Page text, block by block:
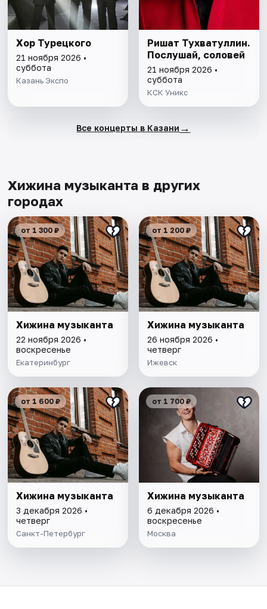
Хор Турецкого
21 ноября 2026 •
суббота
Казань Экспо
Ришат Тухватуллин.
Послушай, соловей
21 ноября 2026 •
суббота
КСК Уникс
Все концерты в Казани →
Хижина музыканта в других
городах
от 1 300 ₽
Хижина музыканта
22 ноября 2026 •
воскресенье
Екатеринбург
от 1 200 ₽
Хижина музыканта
26 ноября 2026 •
четверг
Ижевск
от 1 600 ₽
Хижина музыканта
3 декабря 2026 •
четверг
Санкт-Петербург
от 1 700 ₽
Хижина музыканта
6 декабря 2026 •
воскресенье
Москва